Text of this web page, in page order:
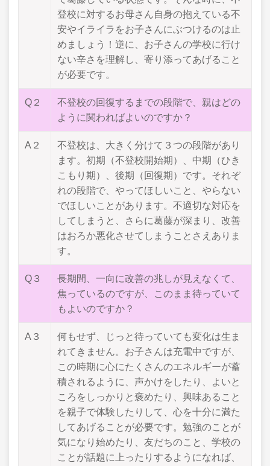
登校に対するお母さん自身の抱えている不
安やイライラをお子さんにぶつけるのは止
めましょう！逆に、お子さんの学校に行け
ない辛さを理解し、寄り添ってあげること
が必要です。
Q２
不登校の回復するまでの段階で、親はどの
ように関わればよいのですか？
A２
不登校は、大きく分けて３つの段階があり
ます。初期（不登校開始期）、中期（ひき
こもり期）、後期（回復期）です。それぞ
れの段階で、やってほしいこと、やらない
でほしいことがあります。不適切な対応を
してしまうと、さらに葛藤が深まり、改善
はおろか悪化させてしまうことさえありま
す。
Q３
長期間、一向に改善の兆しが見えなくて、
焦っているのですが、このまま待っていて
もよいのですか？
A３
何もせず、じっと待っていても変化は生ま
れてきません。お子さんは充電中ですが、
この時期に心にたくさんのエネルギーが蓄
積されるように、声かけをしたり、よいと
ころをしっかりと褒めたり、興味あること
を親子で体験したりして、心を十分に満た
してあげることが必要です。勉強のことが
気になり始めたり、友だちのこと、学校の
ことが話題に上ったりするようになれば、